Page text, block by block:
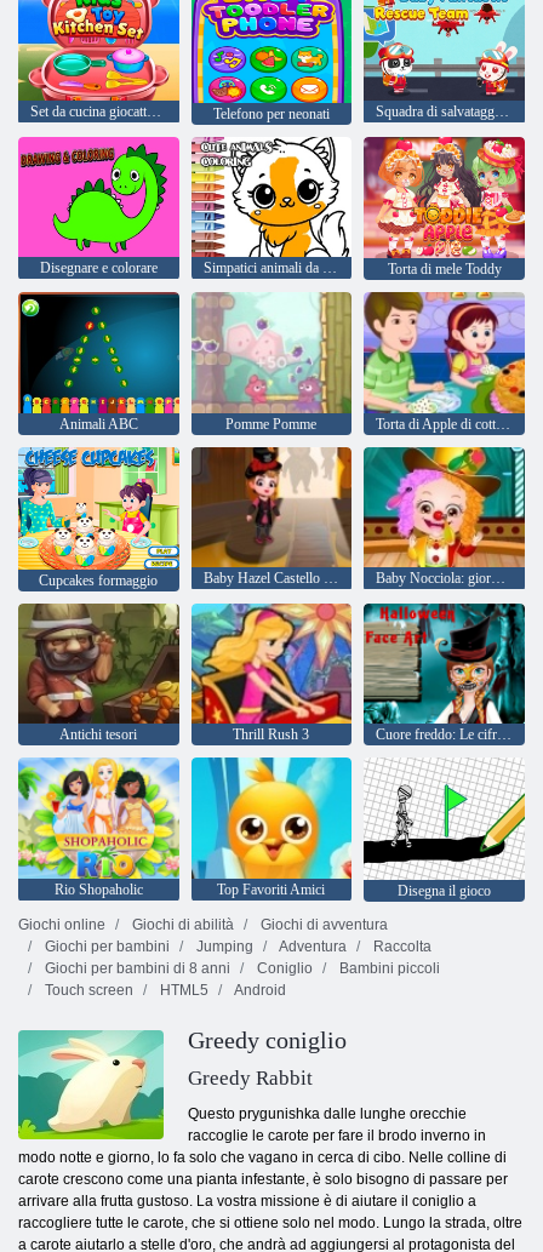
Set da cucina giocattolo per bambini Telefono per neonati Squadra di salvataggio fantastica per bambini
Disegnare e colorare Simpatici animali da colorare Torta di mele Toddy
Animali ABC Pomme Pomme Torta di Apple di cottura
Cupcakes formaggio Baby Hazel Castello di Halloween Baby Nocciola: giornata annuale della scuola
Antichi tesori Thrill Rush 3 Cuore freddo: Le cifre sulla faccia di Anna per Halloween
Rio Shopaholic Top Favoriti Amici
Disegna il gioco
Giochi online
Giochi di abilità
Giochi di avventura
Giochi per bambini
Jumping Adventura
Raccolta
Giochi per bambini di 8 anni
Coniglio
Bambini piccoli
Touch screen
HTML5 Android
Greedy coniglio
Greedy Rabbit
Questo prygunishka dalle lunghe orecchie
raccoglie le carote per fare il brodo inverno in
modo notte e giorno, lo fa solo che vagano in cerca di cibo. Nelle colline di
carote crescono come una pianta infestante, è solo bisogno di passare per
arrivare alla frutta gustoso. La vostra missione è di aiutare il coniglio a
raccogliere tutte le carote, che si ottiene solo nel modo. Lungo la strada, oltre
a carote aiutarlo a stelle d'oro, che andrà ad aggiungersi al protagonista del